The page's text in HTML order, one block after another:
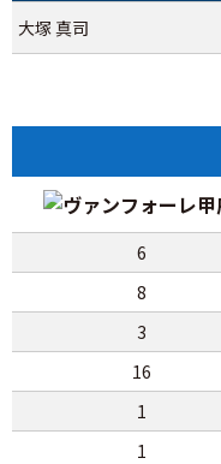
大塚 真司
6
8
3
16
1
1